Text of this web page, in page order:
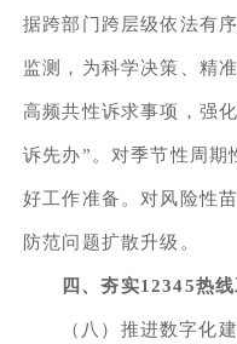
据跨部门跨层级依法有
监测，为科学决策、精
高频共性诉求事项，强
诉先办”。对季节性周期
好工作准备。对风险性
防范问题扩散升级。
四、夯实12345热
（八）推进数字化